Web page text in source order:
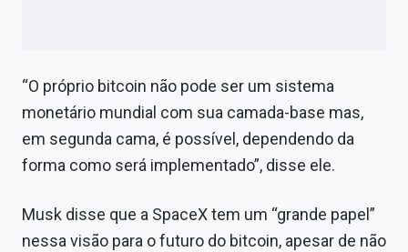
“O próprio bitcoin não pode ser um sistema
monetário mundial com sua camada-base mas,
em segunda cama, é possível, dependendo da
forma como será implementado”, disse ele.
Musk disse que a SpaceX tem um “grande papel”
nessa visão para o futuro do bitcoin, apesar de não